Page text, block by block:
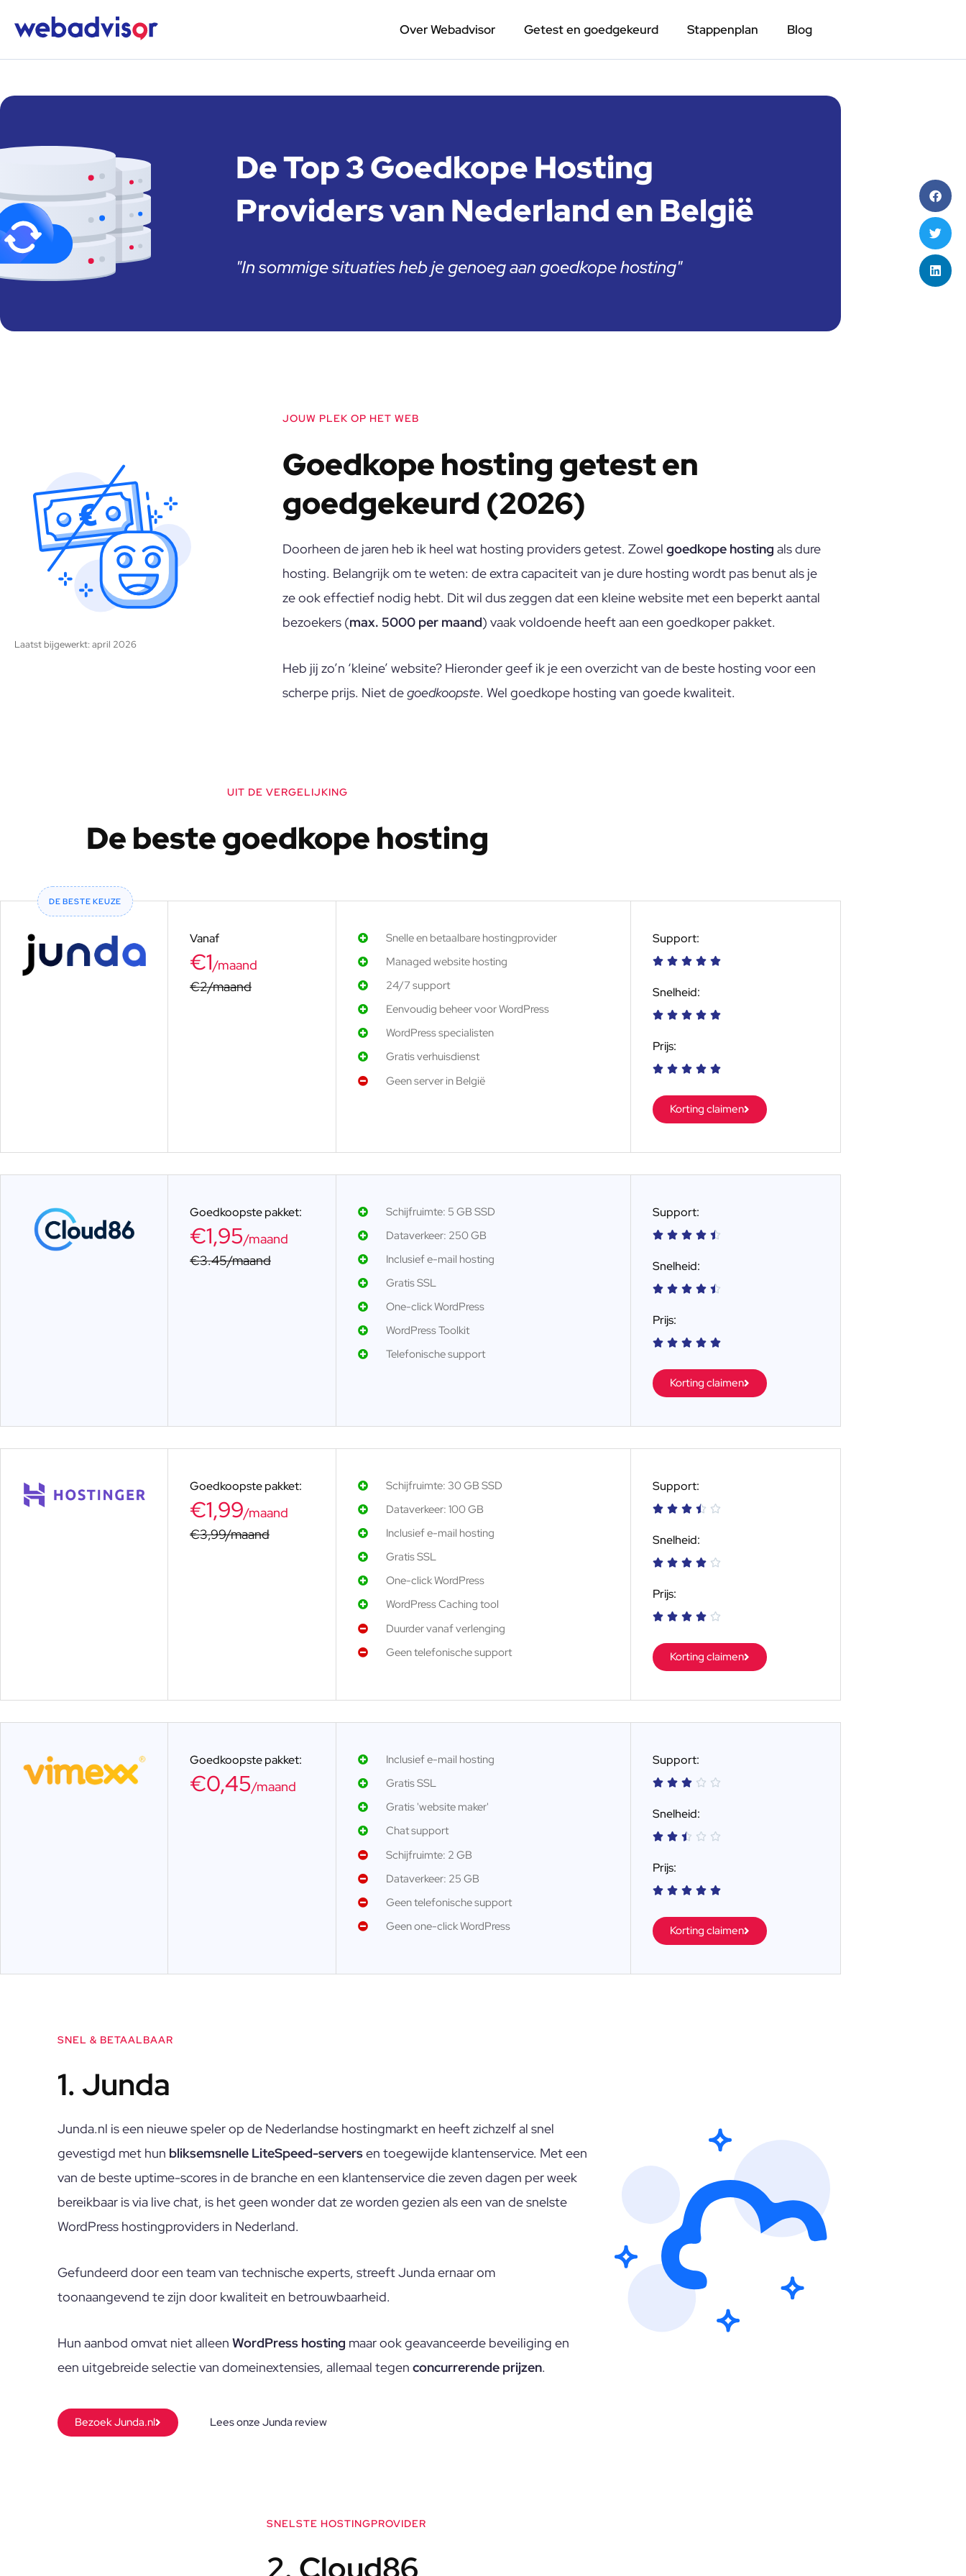
Over Webadvisor Getest en goedgekeurd Stappenplan Blog
De Top 3 Goedkope Hosting
Providers van Nederland en België
"In sommige situaties heb je genoeg aan goedkope hosting"
€
Laatst bijgewerkt: april 2026
JOUW PLEK OP HET WEB
Goedkope hosting getest en
goedgekeurd (2026)
Doorheen de jaren heb ik heel wat hosting providers getest. Zowel goedkope hosting als dure
hosting. Belangrijk om te weten: de extra capaciteit van je dure hosting wordt pas benut als je
ze ook effectief nodig hebt. Dit wil dus zeggen dat een kleine website met een beperkt aantal
bezoekers (max. 5000 per maand) vaak voldoende heeft aan een goedkoper pakket.
Heb jij zo’n ‘kleine’ website? Hieronder geef ik je een overzicht van de beste hosting voor een
scherpe prijs. Niet degoedkoopste. Wel goedkope hosting van goede kwaliteit.
UIT DE VERGELIJKING
De beste goedkope hosting
Vanaf
€1/maand
€2/maand
Snelle en betaalbare hostingprovider
Managed website hosting
24/7 support
Eenvoudig beheer voor WordPress
WordPress specialisten
Gratis verhuisdienst
Geen server in België
Support:
    
Snelheid:
    
Prijs:
    
Korting claimen
DE BESTE KEUZE
Goedkoopste pakket:
€1,95/maand
€3.45/maand
Schijfruimte: 5 GB SSD
Dataverkeer: 250 GB
Inclusief e-mail hosting
Gratis SSL
One-click WordPress
WordPress Toolkit
Telefonische support
Support:
    
Snelheid:
    
Prijs:
    
Korting claimen
Goedkoopste pakket:​
€1,99/maand
€3,99/maand
Schijfruimte: 30 GB SSD
Dataverkeer: 100 GB
Inclusief e-mail hosting
Gratis SSL
One-click WordPress
WordPress Caching tool
Duurder vanaf verlenging
Geen telefonische support
Support:
    
Snelheid:
    
Prijs:
    
Korting claimen
Goedkoopste pakket:​
€0,45/maand
Inclusief e-mail hosting
Gratis SSL
Gratis 'website maker'
Chat support
Schijfruimte: 2 GB
Dataverkeer: 25 GB
Geen telefonische support
Geen one-click WordPress
Support:
    
Snelheid:
    
Prijs:
    
Korting claimen
SNEL & BETAALBAAR
1. Junda
Junda.nl is een nieuwe speler op de Nederlandse hostingmarkt en heeft zichzelf al snel
gevestigd met hun bliksemsnelle LiteSpeed-serversen toegewijde klantenservice. Met een
van de beste uptime-scores in de branche en een klantenservice die zeven dagen per week
bereikbaar is via live chat, is het geen wonder dat ze worden gezien als een van de snelste
WordPress hostingproviders in Nederland.
Gefundeerd door een team van technische experts, streeft Junda ernaar om
toonaangevend te zijn door kwaliteit en betrouwbaarheid.
Hun aanbod omvat niet alleen WordPress hosting maar ook geavanceerde beveiliging en
een uitgebreide selectie van domeinextensies, allemaal tegen concurrerende prijzen.
Bezoek Junda.nl Lees onze Junda review
SNELSTE HOSTINGPROVIDER